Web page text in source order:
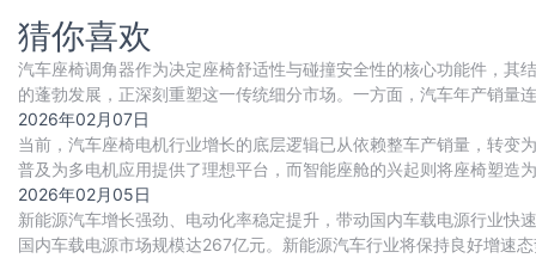
猜你喜欢
汽车座椅调角器作为决定座椅舒适性与碰撞安全性的核心功能件，其
的蓬勃发展，正深刻重塑这一传统细分市场。一方面，汽车年产销
辆，为调角器行业提供了稳固的需求基本
2026年02月07日
当前，汽车座椅电机行业增长的底层逻辑已从依赖整车产销量，转变
普及为多电机应用提供了理想平台，而智能座舱的兴起则将座椅塑造
速向主流车型渗透，带来单车搭载电
2026年02月05日
新能源汽车增长强劲、电动化率稳定提升，带动国内车载电源行业
国内车载电源市场规模达267亿元。新能源汽车行业将保持良好增速